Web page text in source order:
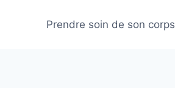
Prendre soin de son corps